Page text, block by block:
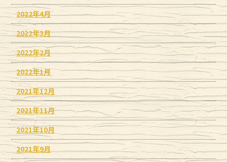
2022年4月
2022年3月
2022年2月
2022年1月
2021年12月
2021年11月
2021年10月
2021年9月